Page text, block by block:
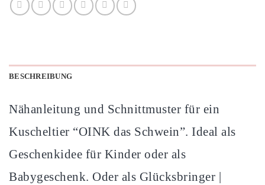
BESCHREIBUNG
Nähanleitung und Schnittmuster für ein
Kuscheltier “OINK das Schwein”. Ideal als
Geschenkidee für Kinder oder als
Babygeschenk. Oder als Glücksbringer |